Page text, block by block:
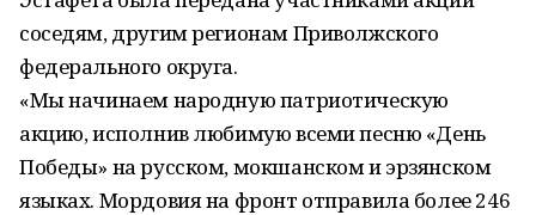
соседям, другим регионам Приволжского
федерального округа.
«Мы начинаем народную патриотическую
акцию, исполнив любимую всеми песню «День
Победы» на русском, мокшанском и эрзянском
языках. Мордовия на фронт отправила более 246